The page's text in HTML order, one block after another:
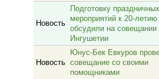
Новость
Подготовку праздничных
мероприятий к 20-
обсудили на совещании
Ингушетии
Новость
Юнус-Бек Евкуров
совещание со своими
помощниками